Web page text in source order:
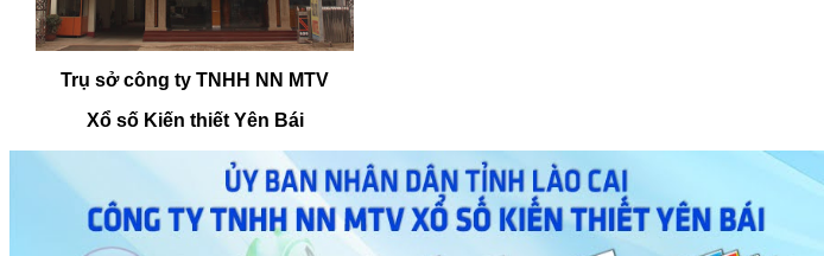
Trụ sở công ty TNHH NN MTV
Xổ số Kiến thiết Yên Bái